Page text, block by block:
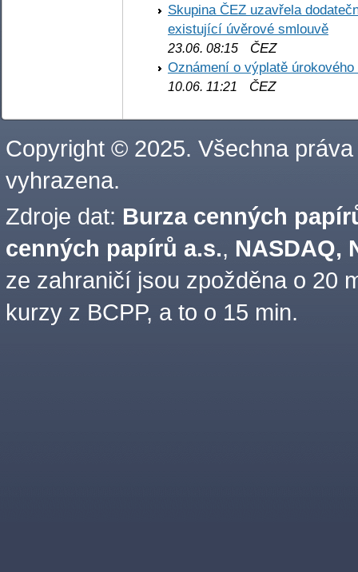
Skupina ČEZ uzavřela
existující úvěrové smlouvě
23.06. 08:15 ČEZ
Oznámení o výplatě
10.06. 11:21 ČEZ
Copyright © 2025. Všechna práva
vyhrazena.
Zdroje dat: Burza cenných
cenných papírů a.s., NASDAQ,
ze zahraničí jsou zpožděna o 20
kurzy z BCPP, a to o 15 min.